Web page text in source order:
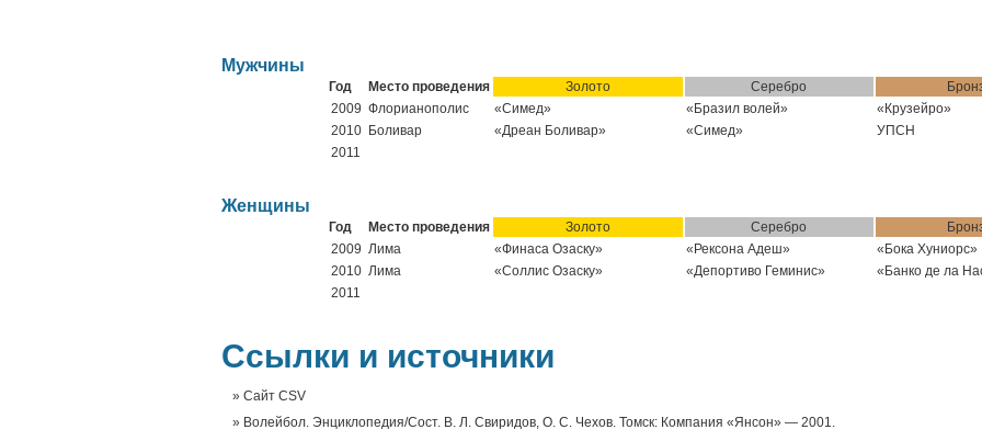
Мужчины
Год Место проведения Золото Серебро
2009 Флорианополис «Симед» «Бразил волей»
«Крузейро»
2010
Боливар «Дреан Боливар» «Симед»
УПСН
2011
Женщины
Год Место проведения Золото Серебро
2009 Лима «Финаса Озаску» «Рексона Адеш»
«Бока Хуниорс»
2010 Лима «Соллис Озаску» «Депортиво Геминис»
«Банко де ла
2011
Ссылки и источники
Сайт CSV
Волейбол. Энциклопедия/Сост. В. Л. Свиридов, О. С. Чехов. Томск: Компания «Янсон» — 2001.